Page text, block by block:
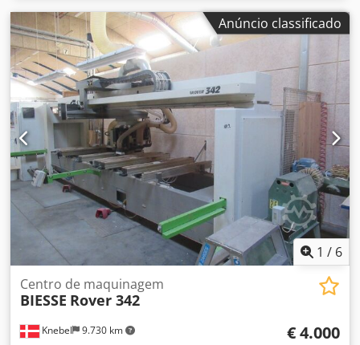
Anúncio classificado
1 / 6
Knebel 9.730 km
Centro de maquinagem
BIESSE Rover 342
€ 4.000